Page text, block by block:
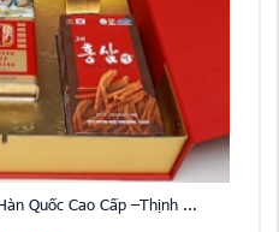
Quốc Cao Cấp –Thịnh ...